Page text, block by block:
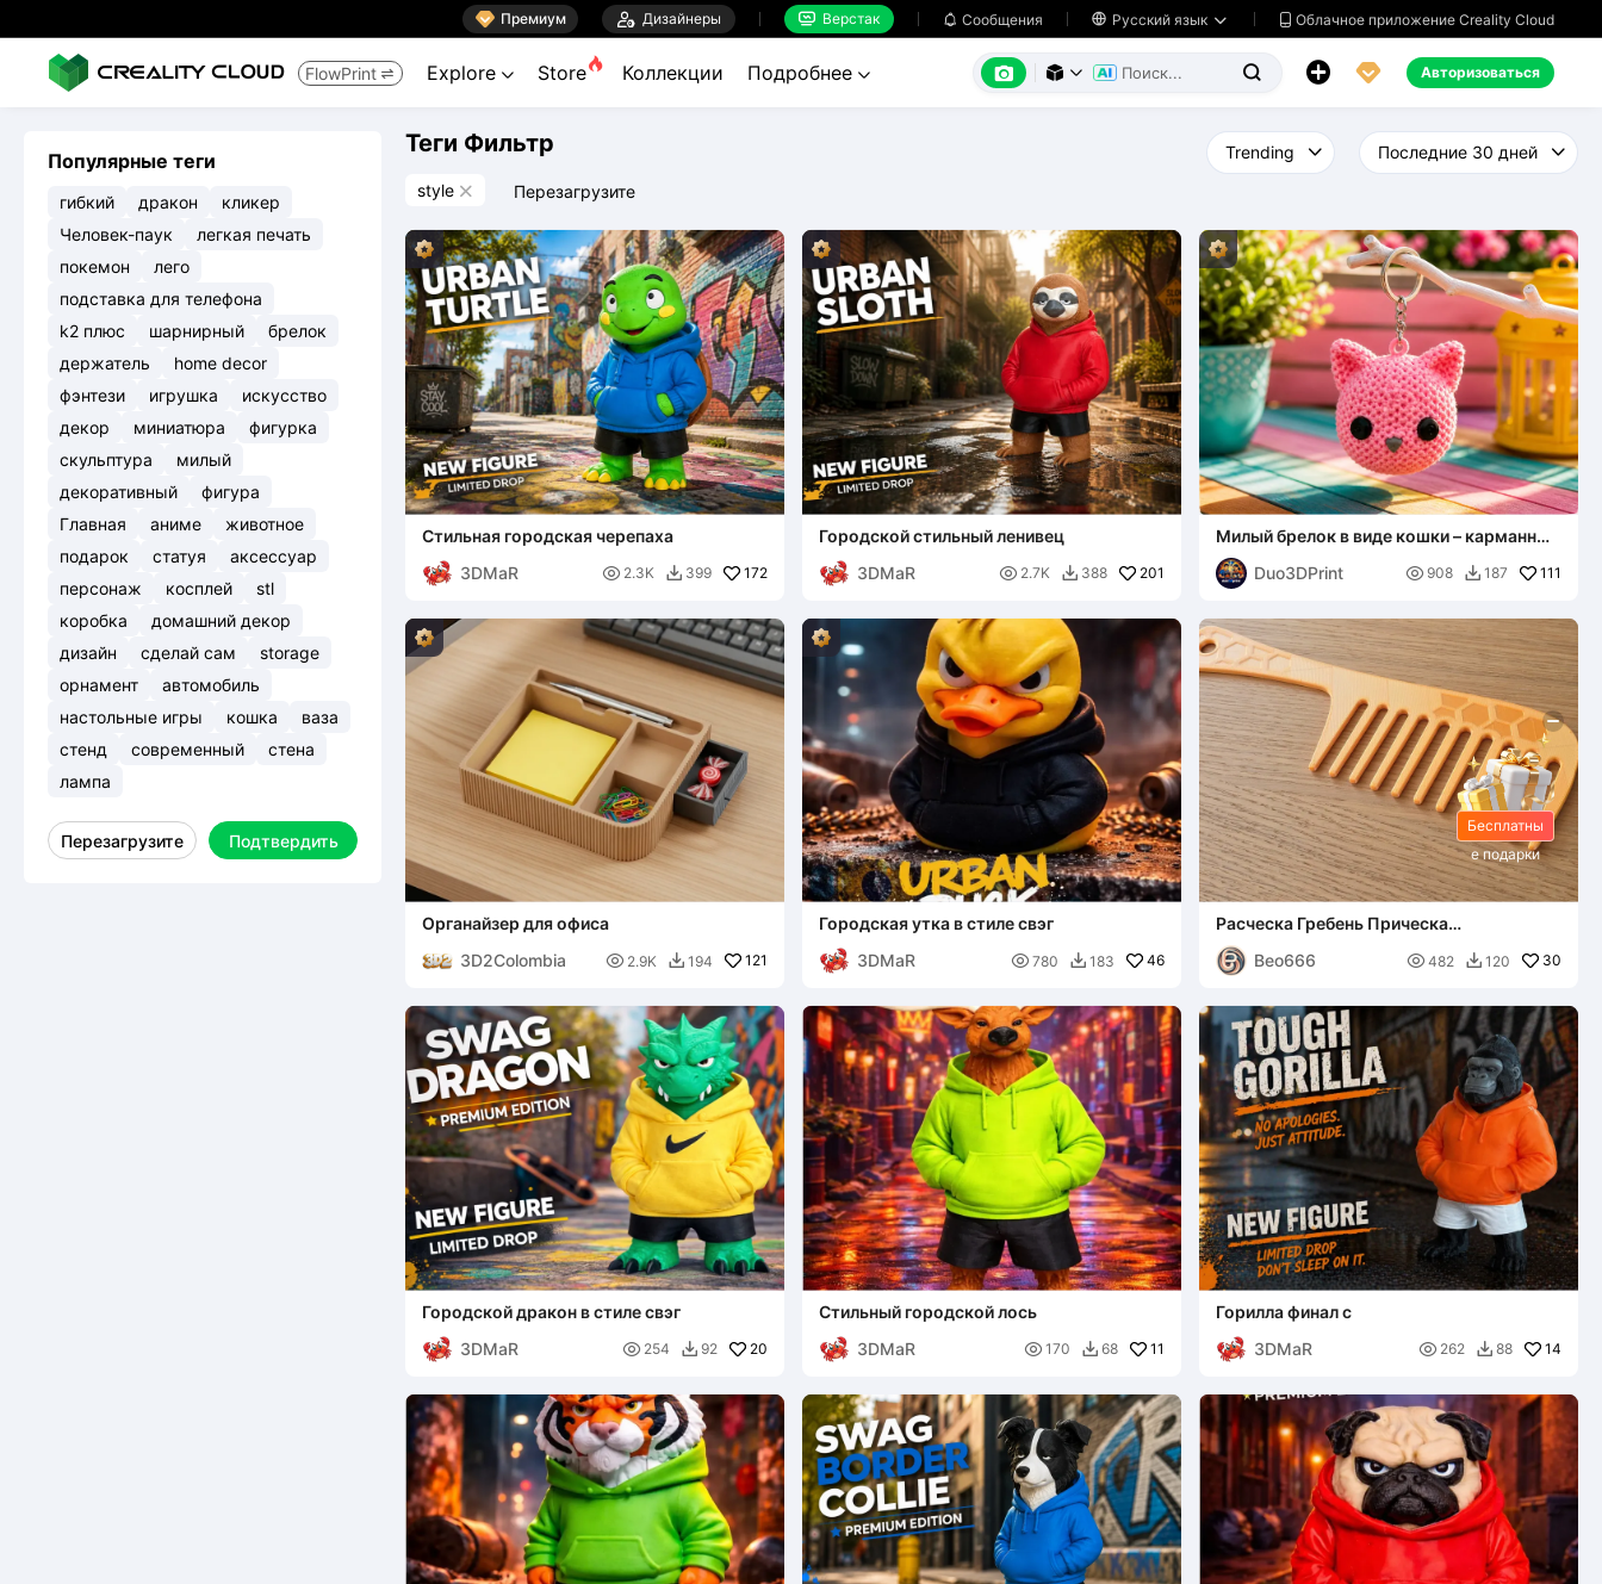
 Премиум  Дизайнеры  Верстак  Сообщения  Русский язык   Облачное приложение Creality Cloud
FlowPrint  Explore  Store Коллекции Подробнее        Авторизоваться
Популярные теги
гибкий дракон
кликер
Человек-паук
легкая печать
покемон
лего
подставка для телефона
k2 плюс
шарнирный
брелок
держатель
home decor
фэнтези
игрушка
искусство
декор
миниатюра
фигурка
скульптура
милый
декоративный
фигура
Главная
аниме
животное
подарок
статуя
аксессуар
персонаж
косплей
stl
коробка
домашний декор
дизайн
сделай сам
storage
орнамент
автомобиль
настольные игры
кошка
ваза
стенд
современный
стена
лампа
Перезагрузите Подтвердить
Теги Фильтр
style  Перезагрузите
Стильная городская черепаха
3DMaR
 2.3K  399 172
Городской стильный ленивец
3DMaR
 2.7K  388 201
Милый брелок в виде кошки – карманный
друг в стиле каваи
Duo3DPrint
 908  187 111
Органайзер для офиса
3D2Colombia
 2.9K  194 121
Городская утка в стиле свэг
3DMaR
 780  183 46
Расческа Гребень Прическа
Парикмахерская расческа
Beo666
 482  120 30
Городской дракон в стиле свэг
3DMaR
 254  92 20
Стильный городской лось
3DMaR
 170  68 11
Горилла финал c
3DMaR
 262  88 14
Бесплатны
е подарки